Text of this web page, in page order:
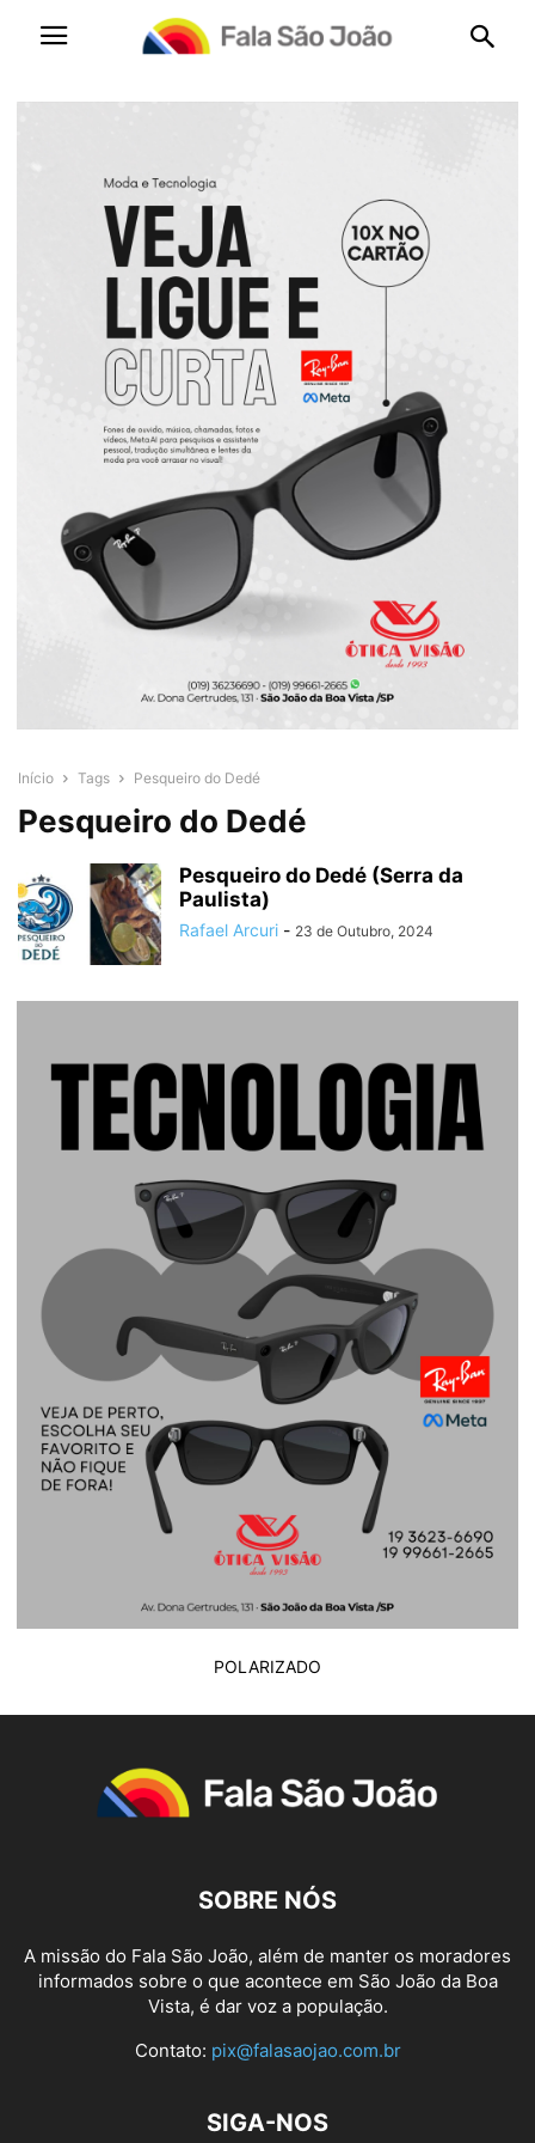
Início Tags Pesqueiro do Dedé
Pesqueiro do Dedé
Pesqueiro do Dedé (Serra da
Paulista)
Rafael Arcuri - 23 de Outubro, 2024
POLARIZADO
SOBRE NÓS
A missão do Fala São João, além de manter os moradores
informados sobre o que acontece em São João da Boa
Vista, é dar voz a população.
Contato: pix@falasaojao.com.br
SIGA-NOS